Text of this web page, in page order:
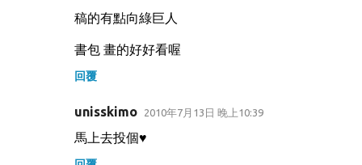
稿的有點向綠巨人
書包 畫的好好看喔
回覆
unisskimo 2010年7月13日 晚上10:39
馬上去投個♥